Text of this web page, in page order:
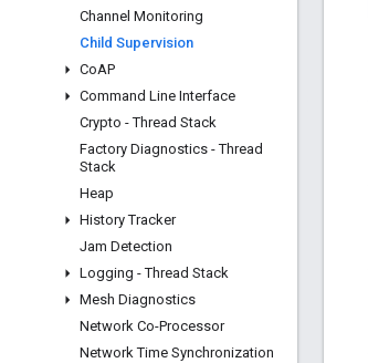
Channel Monitoring
Child Supervision
CoAP
Command Line Interface
Crypto - Thread Stack
Factory Diagnostics - Thread
Stack
Heap
History Tracker
Jam Detection
Logging - Thread Stack
Mesh Diagnostics
Network Co-Processor
Network Time Synchronization